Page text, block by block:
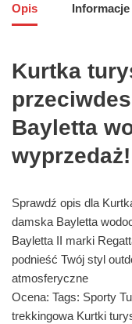
Opis
Kurtka
Bayletta
Sprawdź opis dla
damska Bayletta
Bayletta II marki
podnieść Twój styl
atmosferyczne
Ocena: Tags: Sporty
trekkingowa Kurtki